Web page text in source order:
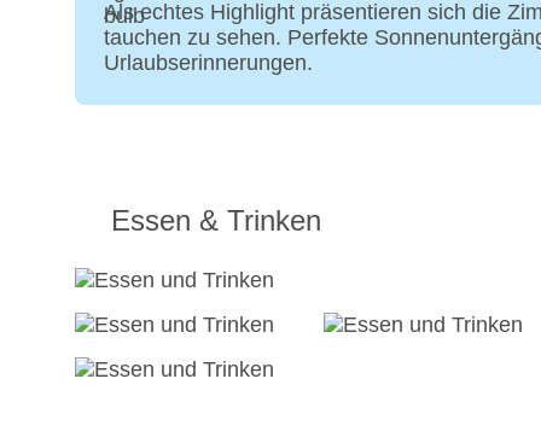
Als echtes Highlight präsentieren sich die
tauchen zu sehen. Perfekte
Urlaubserinnerungen.
Essen & Trinken